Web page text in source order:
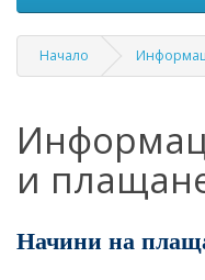
Начало
и
Начини на